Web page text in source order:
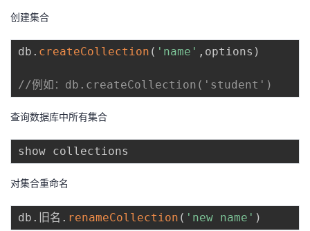
创建集合
db . createCollection ( 'name' , options )
//例如：db.createCollection('student')
查询数据库中所有集合
对集合重命名
db . 旧名 . renameCollection ( 'new name' )